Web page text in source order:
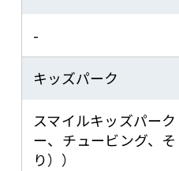
-
キッズパーク
スマイルキッズパー
ー、チュービング、
り））